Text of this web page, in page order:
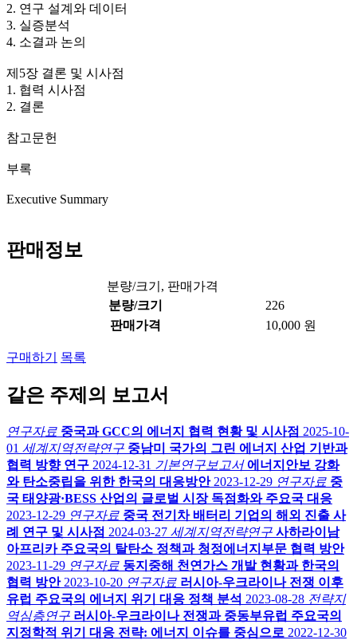
2. 연구 설계와 데이터
3. 실증분석
4. 소결과 논의
제5장 결론 및 시사점
1. 협력 시사점
2. 결론
참고문헌
부록
Executive Summary
판매정보
분량/크기, 판매가격
분량/크기
226
판매가격
10,000 원
구매하기 목록
같은 주제의 보고서
연구자료 중국과 GCC의 에너지 협력 현황 및 시사점 2025-10-
01 세계지역전략연구 중남미 국가의 그린 에너지 산업 기반과
협력 방향 연구 2024-12-31 기본연구보고서 에너지안보 강화
와 탄소중립을 위한 한국의 대응방안 2023-12-29 연구자료 중
국 태양광·BESS 산업의 글로벌 시장 독점화와 주요국 대응
2023-12-29 연구자료 중국 전기차 배터리 기업의 해외 진출 사
례 연구 및 시사점 2024-03-27 세계지역전략연구 사하라이남
아프리카 주요국의 탈탄소 정책과 청정에너지부문 협력 방안
2023-11-29 연구자료 동지중해 천연가스 개발 현황과 한국의
협력 방안 2023-10-20 연구자료 러시아-우크라이나 전쟁 이후
유럽 주요국의 에너지 위기 대응 정책 분석 2023-08-28 전략지
역심층연구 러시아-우크라이나 전쟁과 중동부유럽 주요국의
지정학적 위기 대응 전략: 에너지 이슈를 중심으로 2022-12-30